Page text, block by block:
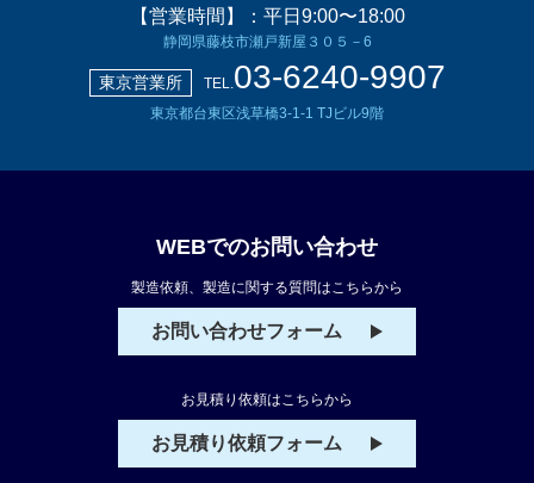
【営業時間】：平日9:00〜18:00
静岡県藤枝市瀬戸新屋３０５－6
東京営業所 TEL.03-6240-9907
東京都台東区浅草橋3-1-1 TJビル9階
WEBでのお問い合わせ
製造依頼、製造に関する質問はこちらから
お問い合わせフォーム
お見積り依頼はこちらから
お見積り依頼フォーム